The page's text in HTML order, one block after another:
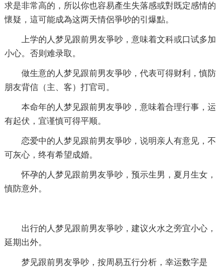
求是非常高的，所以你也容易產生失落感或對既定感情的
懷疑，這可能成為这两天情侶爭吵的引爆點。
上学的人梦见跟前男友爭吵，意味着文科或口试多加
小心。否则难录取。
做生意的人梦见跟前男友爭吵，代表可得财利，慎防
朋友背信（主、客）打官司。
本命年的人梦见跟前男友爭吵，意味着合理行事，运
有起伏，宜谨慎可得平顺。
恋爱中的人梦见跟前男友爭吵，说明亲人有意见，不
可灰心，终有希望成婚。
怀孕的人梦见跟前男友爭吵，预示生男，夏月生女，
慎防意外。
出行的人梦见跟前男友爭吵，建议火水之旁宜小心，
延期出外。
梦见跟前男友爭吵，按周易五行分析，幸运数字是